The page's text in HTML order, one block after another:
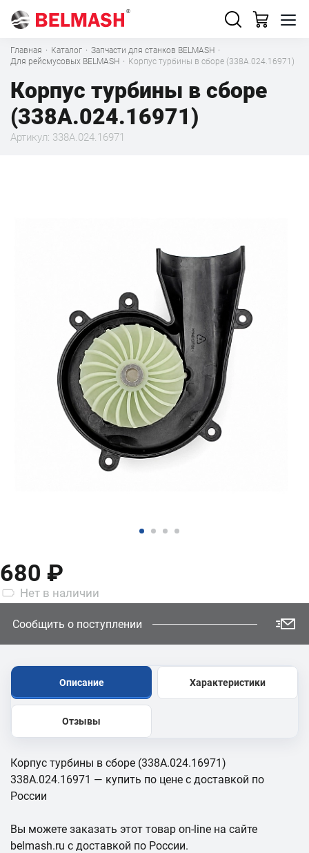
Главная · Каталог · Запчасти для станков BELMASH ·
Для рейсмусовых BELMASH · Корпус турбины в сборе (338А.024.16971)
Корпус турбины в сборе
(338А.024.16971)
Артикул: 338А.024.16971
680 ₽
Нет в наличии
Сообщить о поступлении
Описание Характеристики
Отзывы
Корпус турбины в сборе (338А.024.16971)
338А.024.16971 — купить по цене с доставкой по
России
Вы можете заказать этот товар on-line на сайте
belmash.ru с доставкой по России.